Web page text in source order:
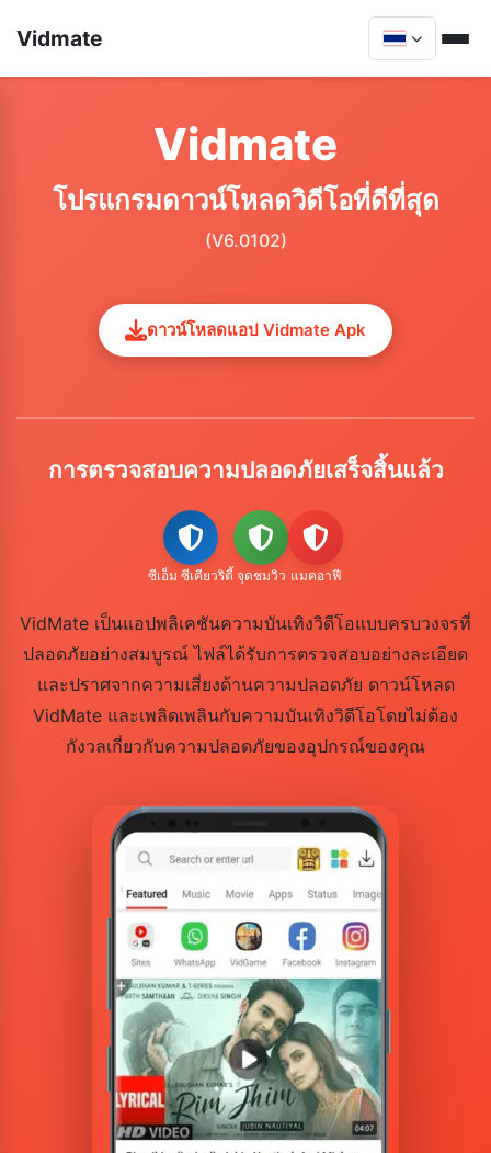
Vidmate
Vidmate
โปรแกรมดาวน์โหลดวิดีโอที่ดีที่สุด
(V6.0102)
ดาวน์โหลดแอป Vidmate Apk
การตรวจสอบความปลอดภัยเสร็จสิ้นแล้ว
ซีเอ็ม ซีเคียวริตี้ จุดชมวิว แมคอาฟี
VidMate เป็นแอปพลิเคชันความบันเทิงวิดีโอแบบครบวงจรที่
ปลอดภัยอย่างสมบูรณ์ ไฟล์ได้รับการตรวจสอบอย่างละเอียด
และปราศจากความเสี่ยงด้านความปลอดภัย ดาวน์โหลด
VidMate และเพลิดเพลินกับความบันเทิงวิดีโอโดยไม่ต้อง
กังวลเกี่ยวกับความปลอดภัยของอุปกรณ์ของคุณ